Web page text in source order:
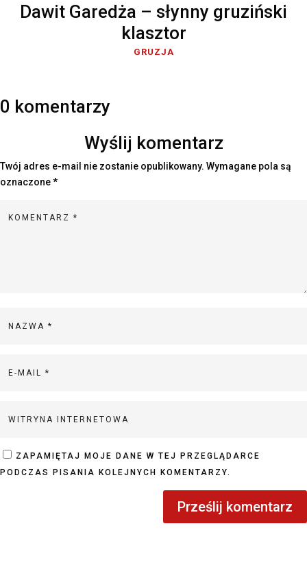
Dawit Garedża – słynny gruziński
klasztor
GRUZJA
0 komentarzy
Wyślij komentarz
Twój adres e-mail nie zostanie opublikowany. Wymagane pola są
oznaczone*
ZAPAMIĘTAJ MOJE DANE W TEJ PRZEGLĄDARCE
PODCZAS PISANIA KOLEJNYCH KOMENTARZY.
Prześlij komentarz